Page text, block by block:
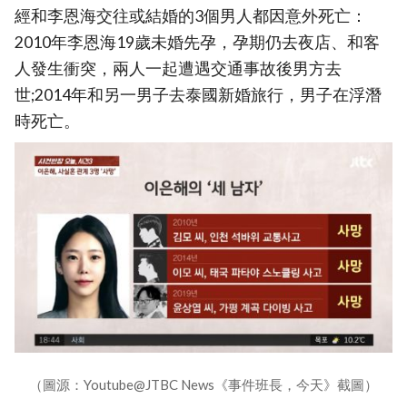
經和李恩海交往或結婚的3個男人都因意外死亡：
2010年李恩海19歲未婚先孕，孕期仍去夜店、和客
人發生衝突，兩人一起遭遇交通事故後男方去
世;2014年和另一男子去泰國新婚旅行，男子在浮潛
時死亡。
（圖源：Youtube@JTBC News《事件班長，今天》截圖）